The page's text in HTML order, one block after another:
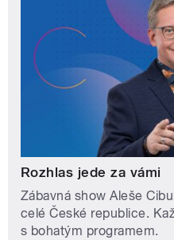
Rozhlas jede za vámi
Zábavná show Aleše
celé České republice.
s bohatým programem.